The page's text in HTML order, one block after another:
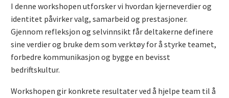
I denne workshopen utforsker vi hvordan kjerneverdier og
identitet påvirker valg, samarbeid og prestasjoner.
Gjennom refleksjon og selvinnsikt får deltakerne definere
sine verdier og bruke dem som verktøy for å styrke teamet,
forbedre kommunikasjon og bygge en bevisst
bedriftskultur.
Workshopen gir konkrete resultater ved å hjelpe team til å